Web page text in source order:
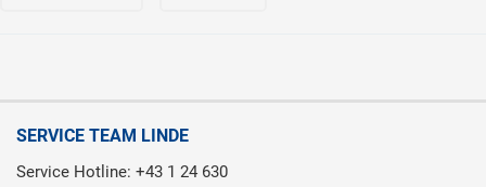
SERVICE TEAM LINDE
Service Hotline: +43 1 24 630